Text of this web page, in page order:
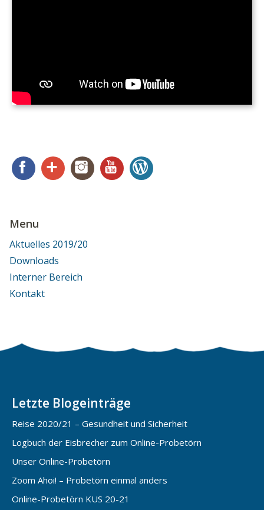
FacebookGoogle+ InstagramYouTube
Menu
Aktuelles 2019/20
Downloads
Interner Bereich
Kontakt
Letzte Blogeinträge
Reise 2020/21 – Gesundheit und Sicherheit
Logbuch der Eisbrecher zum Online-Probetörn
Unser Online-Probetörn
Zoom Ahoi! – Probetörn einmal anders
Online-Probetörn KUS 20-21